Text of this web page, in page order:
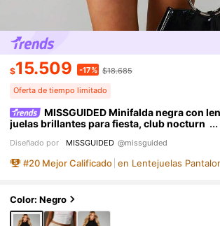
$15.509 -17% $18.685
Oferta de tiempo limitado
MISSGUIDED Minifalda negra con
juelas brillantes para fiesta, club nocturn
lta, para ocasiones especiales y celebracione
s
Diseñado por MISSGUIDED @missguided
#20 Mejor Calificado en Lentejuelas
Color: Negro